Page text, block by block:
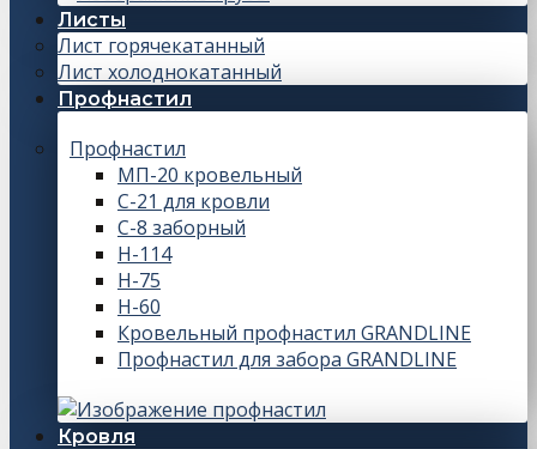
Листы
Лист горячекатанный
Лист холоднокатанный
Профнастил
Профнастил
МП-20 кровельный
С-21 для кровли
С-8 заборный
Н-114
Н-75
Н-60
Кровельный профнастил GRANDLINE
Профнастил для забора GRANDLINE
Кровля